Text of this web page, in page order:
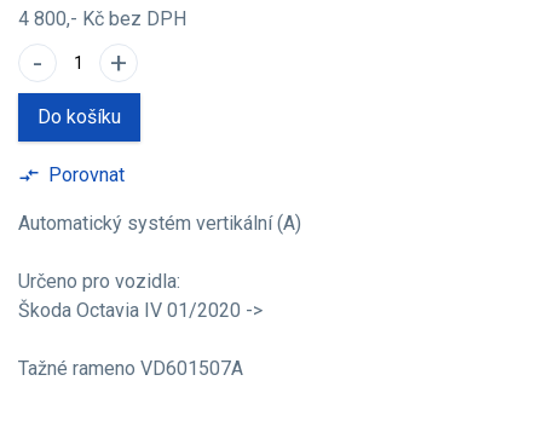
4 800,- Kč bez DPH
- +
Do košíku
compare_arrows Porovnat
Automatický systém vertikální (A)
Určeno pro vozidla:
Škoda Octavia IV 01/2020 ->
Tažné rameno VD601507A